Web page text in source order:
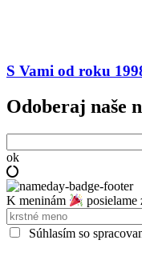
S Vami od roku
Odoberaj naše
ok
K meninám
Súhlasím so